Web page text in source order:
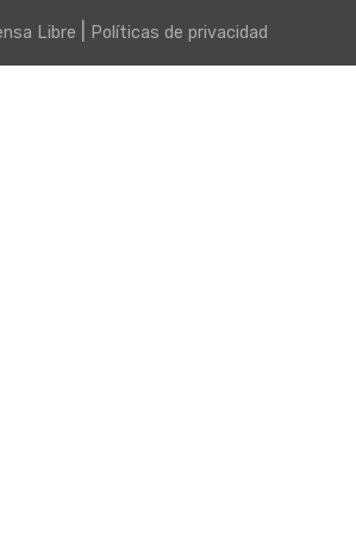
Libre Políticas de privacidad